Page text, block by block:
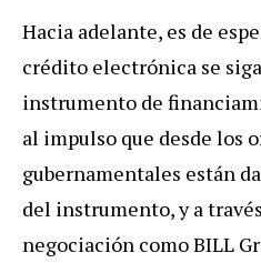
Hacia adelante, es de
crédito electrónica se
instrumento de
al impulso que desde los
gubernamentales están
del instrumento, y a
negociación como BILL